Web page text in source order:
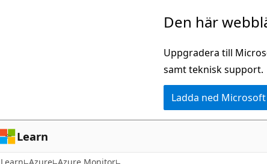
Den här
Uppgradera till
samt teknisk support.
Ladda ned
Learn